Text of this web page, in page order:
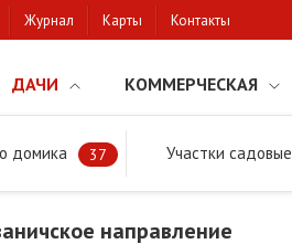
Журнал Карты Контакты
ДАЧИ КОММЕРЧЕСКАЯ
домика 37 Участки садовые
Радваничское направление
направление